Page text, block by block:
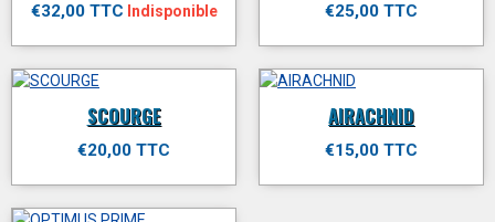
€32,00 TTC Indisponible €25,00 TTC
SCOURGE
€20,00 TTC
AIRACHNID
€15,00 TTC